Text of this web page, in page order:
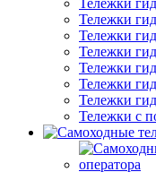
Тележки
Тележки
Тележки
Тележки
Тележки
Тележки
Тележки
Тележки с